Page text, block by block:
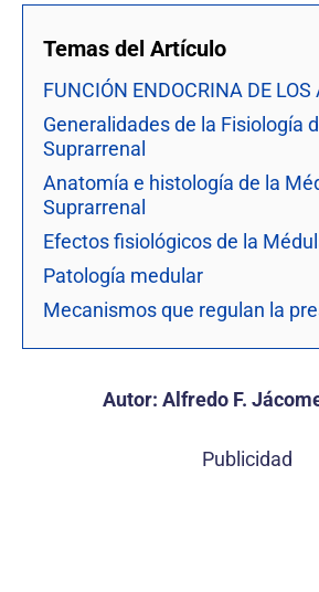
Temas del Artículo
FUNCIÓN ENDOCRINA DE LOS
Generalidades de la Fisiología
Suprarrenal
Anatomía e histología de la
Suprarrenal
Efectos fisiológicos de la
Patología medular
Mecanismos que regulan la
Autor: Alfredo F.
Publicidad